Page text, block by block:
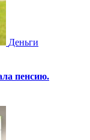
Деньги
пенсию.